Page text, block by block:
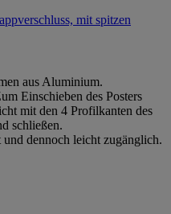
mit spitzen
aus Aluminium.
Einschieben des Posters
mit den 4 Profilkanten des
schließen.
und dennoch leicht zugänglich.